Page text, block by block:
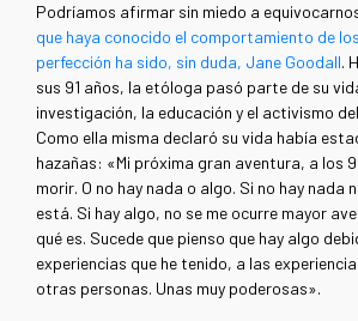
Podríamos afirmar sin miedo a
que haya conocido el comportamiento de
perfección ha sido, sin duda, Jane Goodall.
sus 91 años, la etóloga pasó parte de su
investigación, la educación y el activismo
Como ella misma declaró su vida había
hazañas: «Mi próxima gran aventura, a los
morir. O no hay nada o algo. Si no hay nada
está. Si hay algo, no se me ocurre mayor
qué es. Sucede que pienso que hay algo
experiencias que he tenido, a las
otras personas. Unas muy poderosas».